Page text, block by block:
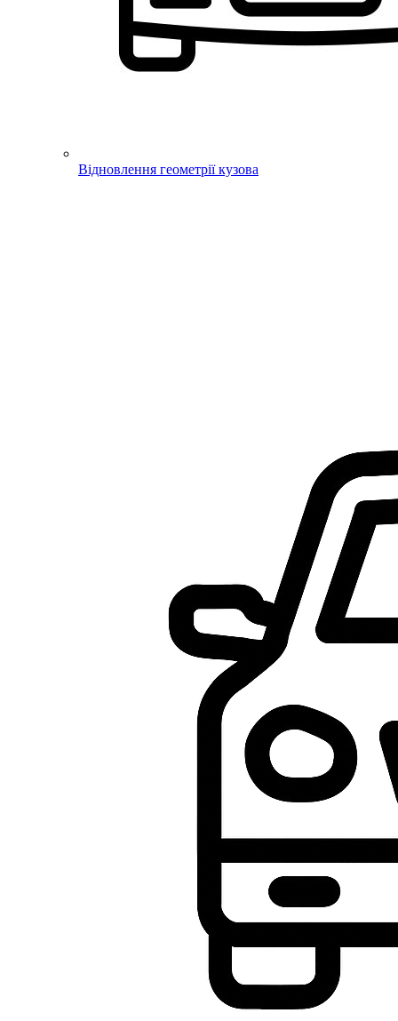
Відновлення геометрії кузова